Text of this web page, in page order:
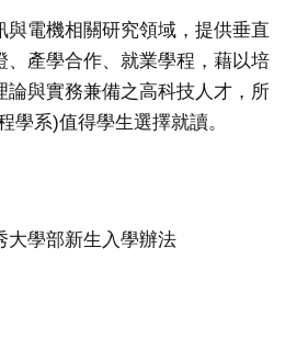
與電機相關研究領域，提供垂直
、產學合作、就業學程，藉以培
論與實務兼備之高科技人才，所
學系)值得學生選擇就讀。
大學部新生入學辦法